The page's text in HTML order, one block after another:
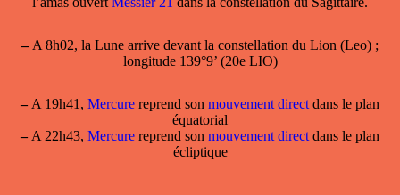
–A 8h02, la Lune arrive devant la constellation du Lion (Leo) ;
longitude 139°9’ (20e LIO)
–A 19h41, Mercure reprend son mouvement directdans le plan
équatorial
–A 22h43, Mercure reprend son mouvement directdans le plan
écliptique